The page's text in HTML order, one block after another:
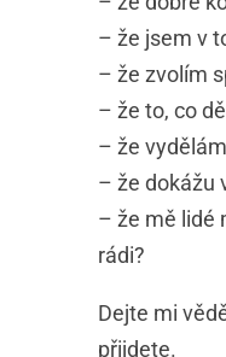
– že jsem v
– že zvolím
– že to, co
– že
– že dokážu
– že mě lidé
rádi?
Dejte mi
přijdete.